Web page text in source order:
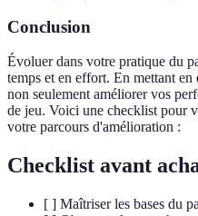
Conclusion
Évoluer dans votre pratique du
temps et en effort. En mettant
non seulement améliorer vos
de jeu. Voici une checklist pour
votre parcours d'amélioration :
Checklist avant
[ ] Maîtriser les bases du